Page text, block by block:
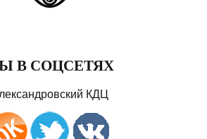
В СОЦСЕТЯХ
КДЦ